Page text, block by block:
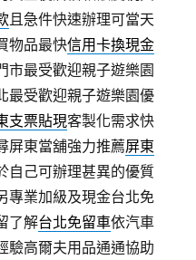
且急件快速辦理可當天
物品最快信用卡換現金
市最受歡迎親子遊樂園
最受歡迎親子遊樂園優
支票貼現客製化需求快
屏東當舖強力推薦屏東
自己可辦理甚異的優質
專業加級及現金台北免
了解台北免留車依汽車
驗高爾夫用品通通協助